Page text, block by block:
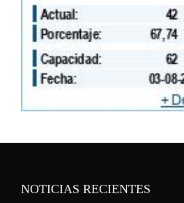
NOTICIAS RECIENTES